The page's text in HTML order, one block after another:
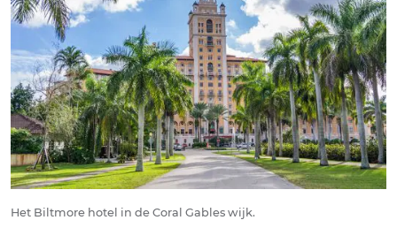
Het Biltmore hotel in de Coral Gables wijk.